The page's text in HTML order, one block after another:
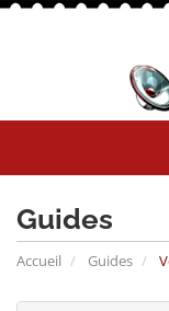
Guides
Accueil Guides